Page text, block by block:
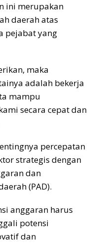
ini merupakan
daerah atas
pejabat yang
maka
adalah bekerja
mampu
secara cepat dan
percepatan
strategis dengan
dan
(PAD).
anggaran harus
potensi
dan